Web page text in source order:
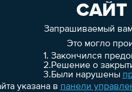
САЙТ
Запрашиваемый
Это могло
1. Закончился
2.Решение о
3.Были нарушены
указана в панели